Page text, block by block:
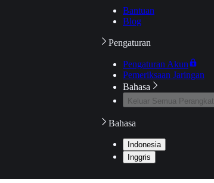
Bantuan
Blog
Pengaturan
Pengaturan Akun
Pemeriksaan Jaringan
Bahasa
Keluar Semua Perangkat
Bahasa
Indonesia
Inggris